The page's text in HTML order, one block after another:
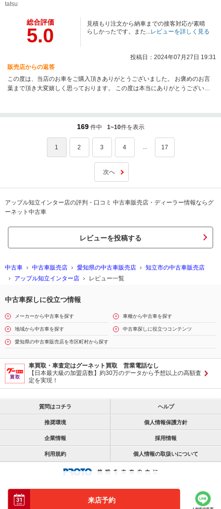
来店予約
tatsu
総合評価
5.0
見積もり注文から納車までの接客対応が素晴
らしかったです。また...レビューを詳しく見る
投稿日：2024年07月27日 19:31
販売店からの返答
この度は、当店のお車をご購入頂きありがとうございました。 お褒めのお言
葉まで頂き大変嬉しく思っております。 この度は本当にありがとうございま
169 件中 1~10件を表示
1 2 3 4 ... 17
次へ
アップル知立インター店の評判・口コミ 中古車販売店・ディーラー情報ならグ
ーネット中古車
レビューを投稿する
中古車 中古車販売店 愛知県の中古車販売店
知立市の中古車販売店
アップル知立インター店
レビュー一覧
中古車探しに役立つ情報
メーカーから中古車を探す 車種から中古車を探す
地域から中古車を探す 中古車探しに役立つコンテンツ
愛知県の中古車販売店を市区町村から探す
車買取・車査定はグーネット買取 営業電話なし
【日本最大級の加盟店数】約30万のデータから予想以上の高額査
定を実現！
質問はコチラ ヘルプ
推奨環境 個人情報保護方針
企業情報 採用情報
利用規約 個人情報の取扱いについて